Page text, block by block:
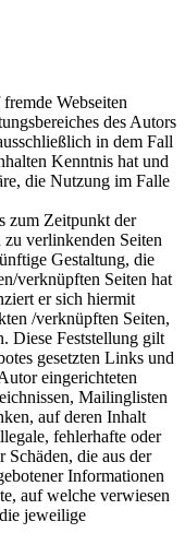
Webseiten
des Autors
in dem Fall
Kenntnis hat und
die Nutzung im Falle
zum Zeitpunkt der
verlinkenden Seiten
Gestaltung, die
verknüpften Seiten hat
er sich hiermit
/verknüpften Seiten,
Diese Feststellung gilt
gesetzten Links und
eingerichteten
Mailinglisten
auf deren Inhalt
fehlerhafte oder
Schäden, die aus der
Informationen
auf welche verwiesen
jeweilige